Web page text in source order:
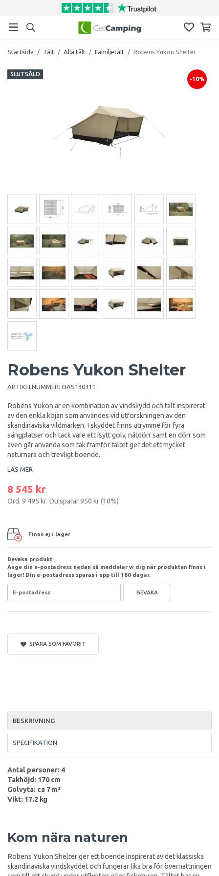
Startsida / Tält / Alla tält / Familjetält / Robens Yukon Shelter
SLUTSÅLD
-10%
Robens Yukon Shelter
ARTIKELNUMMER: OAS130311
Robens Yukon är en kombination av vindskydd och tält inspirerat
av den enkla kojan som användes vid utforskningen av den
skandinaviska vildmarken. I skyddet finns utrymme för fyra
sängplatser och tack vare ett isytt golv, nätdörr samt en dörr som
även går använda som tak framför tältet ger det ett mycket
naturnära och trevligt boende.
LÄS MER
8 545 kr
Ord. 9 495 kr. Du sparar950 kr(10%)
Finns ej i lager
Bevaka produkt
Ange din e-postadress nedan så meddelar vi dig när produkten finns i
lager! Din e-postadress sparas i upp till 180 dagar.
BEVAKA
SPARA SOM FAVORIT
BESKRIVNING
SPECIFIKATION
Antal personer: 4
Takhöjd: 170 cm
Golvyta: ca 7 m²
Vikt: 17.2 kg
Kom nära naturen
Robens Yukon Shelter ger ett boende inspirerat av det klassiska
skandinaviska vindskyddet och fungerar lika bra för övernattningen